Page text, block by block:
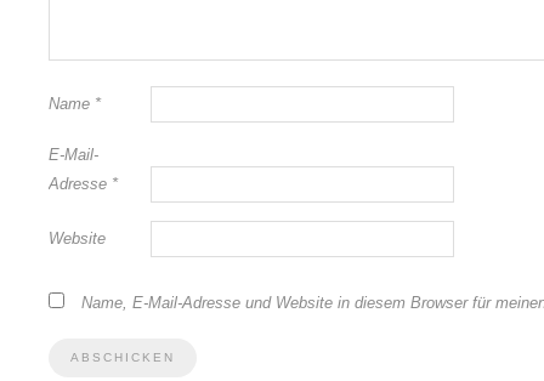
Name *
E-Mail-
Adresse *
Website
Name, E-Mail-Adresse und Website in diesem Browser für